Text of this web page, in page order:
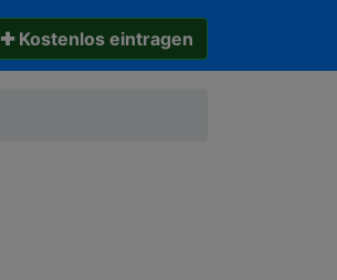
✚ Kostenlos eintragen